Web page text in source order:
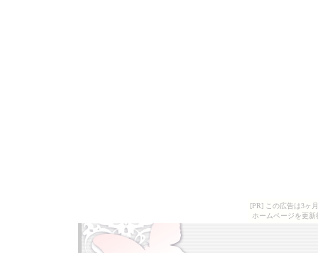
[PR] この広告は3ヶ
ホームページを更